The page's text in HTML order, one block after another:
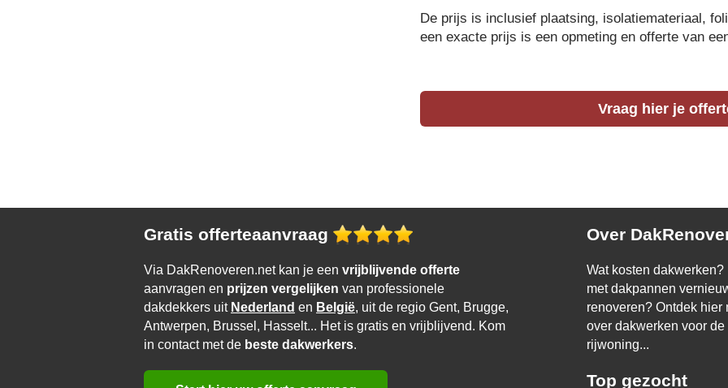
De prijs is inclusief plaatsing, isolatiemateriaal,
een exacte prijs is een opmeting en offerte van
Vraag hier je
Gratis offerteaanvraag
Via DakRenoveren.net kan je een vrijblijvende offerte
aanvragen en prijzen vergelijken van professionele
dakdekkers uit Nederland en België, uit de regio Gent, Brugge,
Antwerpen, Brussel, Hasselt... Het is gratis en vrijblijvend. Kom
in contact met de beste dakwerkers.
Over
Wat kosten
met dakpannen
renoveren? Ontdek hier
over dakwerken voor
rijwoning...
Top gezocht